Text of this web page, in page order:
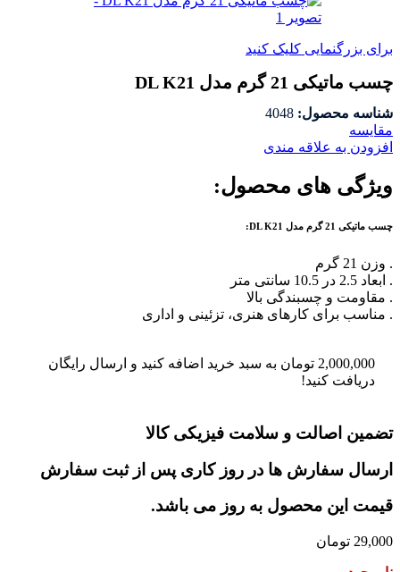
برای بزرگنمایی کلیک کنید
چسب ماتیکی 21 گرم مدل DL K21
شناسه محصول: 4048
مقايسه
افزودن به علاقه مندی
ویژگی های محصول:
چسب ماتیکی 21 گرم مدل DL K21:
. وزن 21 گرم
. ابعاد 2.5 در 10.5 سانتی متر
. مقاومت و چسبندگی بالا
. مناسب برای کارهای هنری، تزئینی و اداری
2,000,000 تومان به سبد خرید اضافه کنید و ارسال رایگان
دریافت کنید!
تضمین اصالت و سلامت فیزیکی کالا
ارسال سفارش ها در روز کاری پس از ثبت سفارش
قیمت این محصول به روز می باشد.
29,000 تومان